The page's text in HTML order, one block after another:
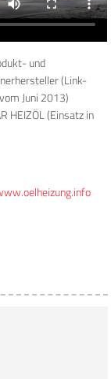
und
(Link-
Juni 2013)
HEIZÖL (Einsatz in